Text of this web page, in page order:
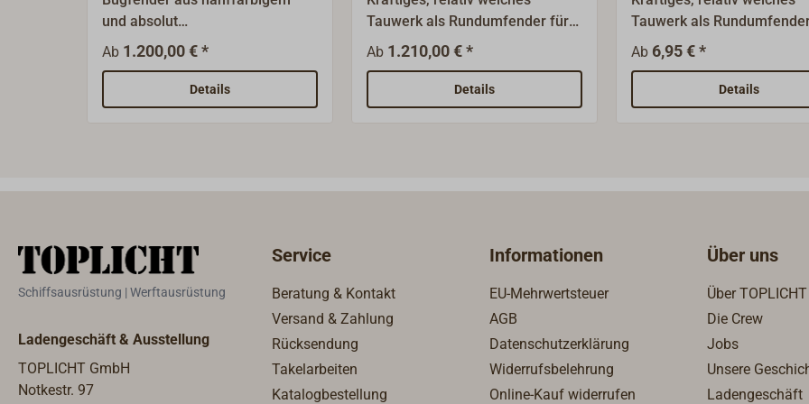
und absolut
verrottungsbeständigen
Polypropylen-Tauwerk, sehr fest
gearbeiteter Fender in bester
Handwerks-Qualität.Dieser
aufgeflochten.Bitte benutzen Sie
Fendertauwerk. Wir werden
Ihnen kurzfristig ein Angebot
zusenden.Bitte beachten Sie: In
der Tabelle unten ist der Preis
für den Bugfender angegeben.
Ab 1.200,00 € *
Details
Tauwerk als Rundumfender für
Schiff oder Dinghy.Aus
schwimmfähigem, hanffarbigem
Polypropylen PP-
Stapelfasertauwerk
Ab 1.210,00 € *
Details
Tauwerk als
Schiff oder Dinghy.Aus
schwimmfähigem,
Polypropylen PP-
Stapelfasertauwerk
Ab 6,95 € *
Details
Schiffsausrüstung | Werftausrüstung
Ladengeschäft & Ausstellung
TOPLICHT GmbH
Notkestr. 97
Service
Beratung & Kontakt
Versand & Zahlung
Rücksendung
Takelarbeiten
Katalogbestellung
Informationen
EU-Mehrwertsteuer
AGB
Datenschutzerklärung
Widerrufsbelehrung
Online-Kauf widerrufen
Über uns
Über TOPLICHT
Die Crew
Jobs
Unsere
Ladengeschäft